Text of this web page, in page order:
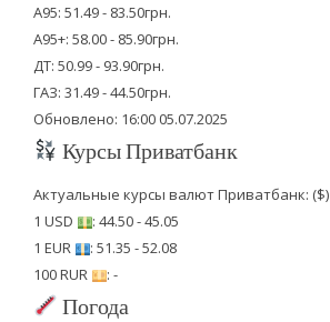
А95: 51.49 - 83.50грн.
А95+: 58.00 - 85.90грн.
ДТ: 50.99 - 93.90грн.
ГАЗ: 31.49 - 44.50грн.
Обновлено: 16:00 05.07.2025
Курсы Приватбанк
Актуальные курсы валют Приватбанк: ($)
1 USD
: 44.50 - 45.05
1 EUR
: 51.35 - 52.08
100 RUR
: -
Погода